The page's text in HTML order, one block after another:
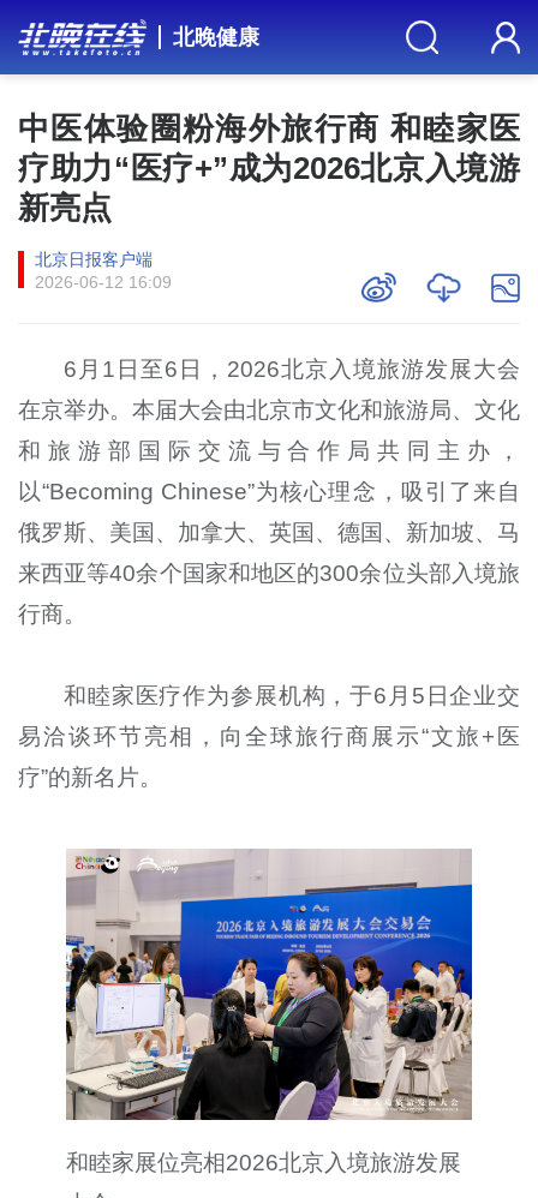
北晚健康
中医体验圈粉海外旅行商 和睦家医
疗助力“医疗+”成为2026北京入境游
新亮点
北京日报客户端
2026-06-12 16:09
6月1日至6日，2026北京入境旅游发展大会
在京举办。本届大会由北京市文化和旅游局、文化
和旅游部国际交流与合作局共同主办，
以“Becoming Chinese”为核心理念，吸引了来自
俄罗斯、美国、加拿大、英国、德国、新加坡、马
来西亚等40余个国家和地区的300余位头部入境旅
行商。
和睦家医疗作为参展机构，于6月5日企业交
易洽谈环节亮相，向全球旅行商展示“文旅+医
疗”的新名片。
和睦家展位亮相2026北京入境旅游发展